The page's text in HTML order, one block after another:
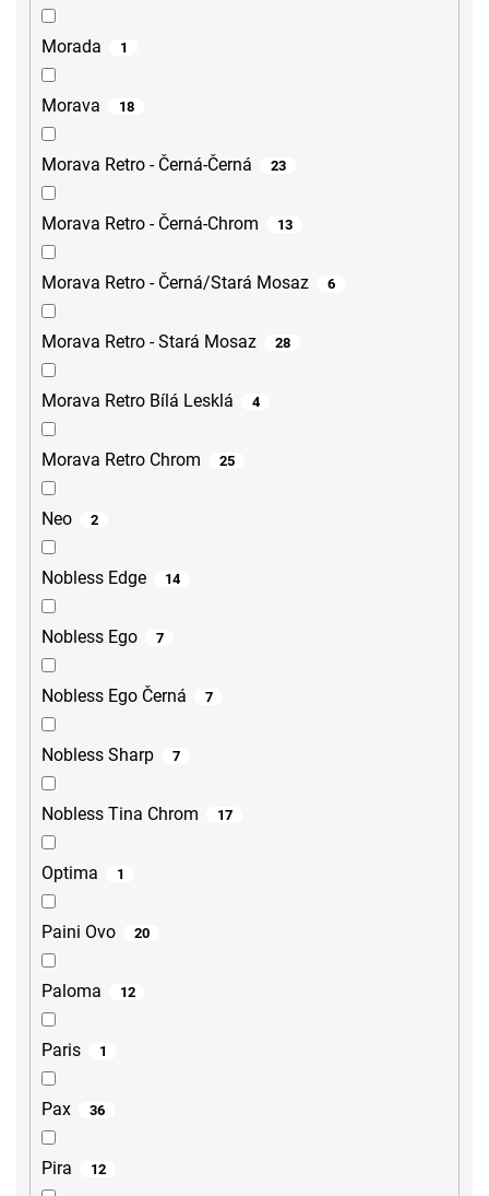
Morada 1
Morava 18
Morava Retro - Černá-Černá 23
Morava Retro - Černá-Chrom 13
Morava Retro - Černá/Stará Mosaz 6
Morava Retro - Stará Mosaz 28
Morava Retro Bílá Lesklá 4
Morava Retro Chrom 25
Neo 2
Nobless Edge 14
Nobless Ego 7
Nobless Ego Černá 7
Nobless Sharp 7
Nobless Tina Chrom 17
Optima 1
Paini Ovo 20
Paloma 12
Paris 1
Pax 36
Pira 12